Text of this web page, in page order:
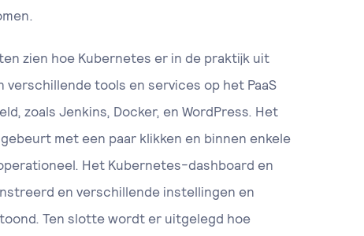
zien hoe Kubernetes er in de praktijk uit
verschillende tools en services op het PaaS
zoals Jenkins, Docker, en WordPress. Het
met een paar klikken en binnen enkele
Het Kubernetes-dashboard en
en verschillende instellingen en
Ten slotte wordt er uitgelegd hoe